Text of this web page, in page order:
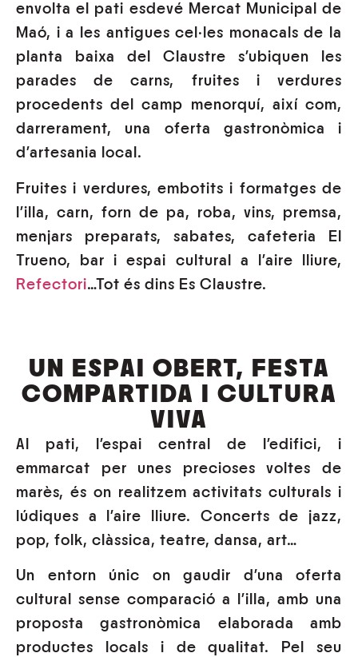
envolta el pati esdevé Mercat Municipal de
Maó, i a les antigues cel·les monacals de la
planta baixa del Claustre s’ubiquen les
parades de carns, fruites i verdures
procedents del camp menorquí, així com,
darrerament, una oferta gastronòmica i
d’artesania local.
Fruites i verdures, embotits i formatges de
l’illa, carn, forn de pa, roba, vins, premsa,
menjars preparats, sabates, cafeteria El
Trueno, bar i espai cultural a l’aire lliure,
Refectori…Tot és dins Es Claustre.
UN ESPAI OBERT, FESTA
COMPARTIDA I CULTURA
VIVA
Al pati, l’espai central de l’edifici, i
emmarcat per unes precioses voltes de
marès, és on realitzem activitats culturals i
lúdiques a l’aire lliure. Concerts de jazz,
pop, folk, clàssica, teatre, dansa, art…
Un entorn únic on gaudir d’una oferta
cultural sense comparació a l’illa, amb una
proposta gastronòmica elaborada amb
productes locals i de qualitat. Pel seu